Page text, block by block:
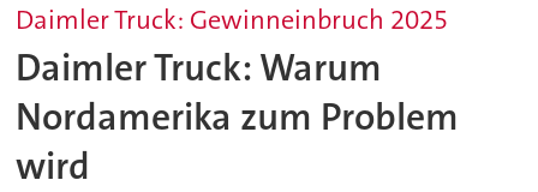
Daimler Truck: Gewinneinbruch 2025
Daimler Truck: Warum
Nordamerika zum Problem
wird